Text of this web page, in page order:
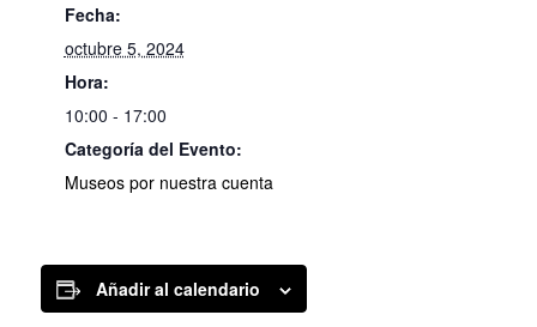
Fecha:
octubre 5, 2024
Hora:
10:00 - 17:00
Categoría del Evento:
Museos por nuestra cuenta
Añadir al calendario